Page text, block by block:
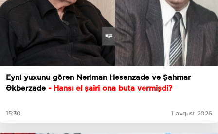
Eyni yuxunu görən Nəriman Həsənzadə və Şahmar
Əkbərzadə - Hansı el şairi ona buta vermişdi?
15:30 1 avqust 2026